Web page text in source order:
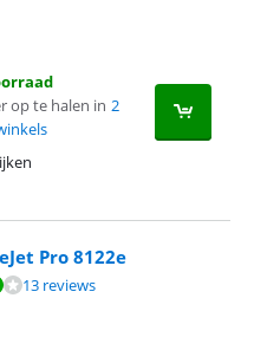
op te halen in 2
Pro 8122e
op 13 reviews.
13 reviews